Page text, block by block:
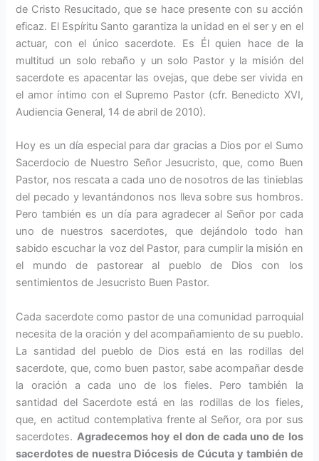
de Cristo Re­sucitado, que se hace presente con su acción
eficaz. El Espíritu Santo garantiza la unidad en el ser y en el
actuar, con el único sacerdote. Es Él quien hace de la
multitud un solo rebaño y un solo Pastor y la misión del
sacerdote es apacentar las ove­jas, que debe ser vivida en
el amor íntimo con el Supremo Pastor (cfr. Benedicto XVI,
Audiencia General, 14 de abril de 2010).
Hoy es un día especial para dar gra­cias a Dios por el Sumo
Sacerdocio de Nuestro Señor Jesucristo, que, como Buen
Pastor, nos rescata a cada uno de nosotros de las tinieblas
del pecado y levantándonos nos lle­va sobre sus hombros.
Pero también es un día para agradecer al Señor por cada
uno de nuestros sacerdotes, que dejándolo todo han
sabido escuchar la voz del Pastor, para cumplir la misión en
el mundo de pastorear al pueblo de Dios con los
sentimientos de Jesucristo Buen Pastor.
Cada sacerdote como pastor de una comunidad parroquial
necesita de la oración y del acompañamiento de su pueblo.
La santidad del pue­blo de Dios está en las rodillas del
sacerdote, que, como buen pastor, sabe acompañar desde
la oración a cada uno de los fieles. Pero también la
santidad del Sacerdote está en las rodillas de los fieles,
que, en actitud contemplativa frente al Señor, ora por sus
sacerdotes. Agradecemos hoy el don de cada uno de los
sa­cerdotes de nuestra Diócesis de Cúcuta y también de